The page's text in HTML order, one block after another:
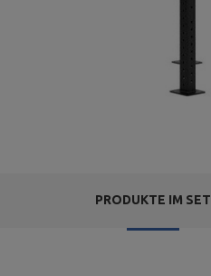
PRODUKTE IM SET